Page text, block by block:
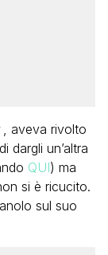
, aveva rivolto
dargli un’altra
QUI) ma
si è ricucito.
sul suo